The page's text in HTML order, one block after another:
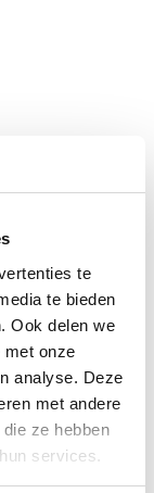
te
te bieden
Ook delen we
met onze
analyse. Deze
met andere
ze hebben
services.
staan wij
van
uw vakantie
• Maatwerk •